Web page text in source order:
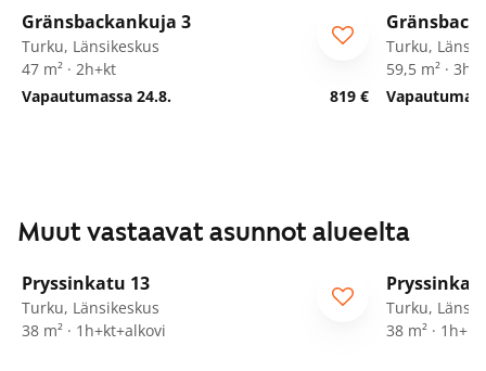
Gränsbackankuja 3
Turku, Länsikeskus
47 m² · 2h+kt
Vapautumassa 24.8.
819 €
Turku,
59,5 m² ·
Muut vastaavat asunnot alueelta
Pryssinkatu 13
Turku, Länsikeskus
38 m² · 1h+kt+alkovi
Turku,
38 m² ·